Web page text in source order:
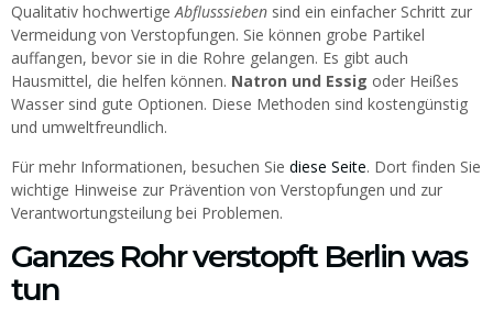
Qualitativ hochwertigeAbflusssieben sind ein einfacher Schritt zur
Vermeidung von Verstopfungen. Sie können grobe Partikel
auffangen, bevor sie in die Rohre gelangen. Es gibt auch
Hausmittel, die helfen können. Natron und Essig oder Heißes
Wasser sind gute Optionen. Diese Methoden sind kostengünstig
und umweltfreundlich.
Für mehr Informationen, besuchen Sie diese Seite. Dort finden Sie
wichtige Hinweise zur Prävention von Verstopfungen und zur
Verantwortungsteilung bei Problemen.
Ganzes Rohr verstopft Berlin was
tun